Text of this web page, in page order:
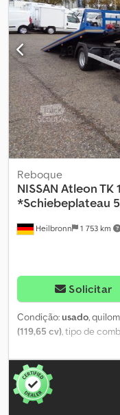
Heilbronn 1 753 km
Reboque
NISSAN Atleon TK
*Schiebeplateau
Solicitar
Condição:usado,
(119,65 cv), tipo de
comprimento do
de carga:
centralizado,
lugares, direção